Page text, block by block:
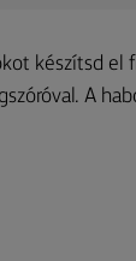
készítsd el
A